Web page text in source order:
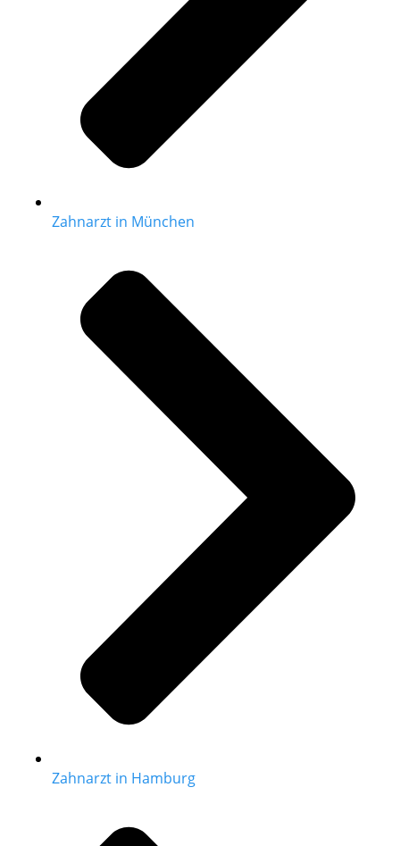
Zahnarzt in München
Zahnarzt in Hamburg